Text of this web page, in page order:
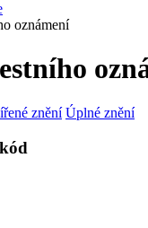
oznámení
znění Úplné znění